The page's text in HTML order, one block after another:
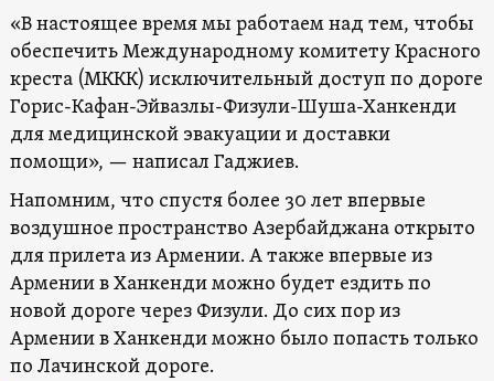
«В настоящее время мы работаем над тем, чтобы
обеспечить Международному комитету Красного
креста (МККК) исключительный доступ по дороге
Горис-Кафан-Эйвазлы-Физули-Шуша-Ханкенди
для медицинской эвакуации и доставки
помощи», — написал Гаджиев.
Напомним, что спустя более 30 лет впервые
воздушное пространство Азербайджана открыто
для прилета из Армении. А также впервые из
Армении в Ханкенди можно будет ездить по
новой дороге через Физули. До сих пор из
Армении в Ханкенди можно было попасть только
по Лачинской дороге.